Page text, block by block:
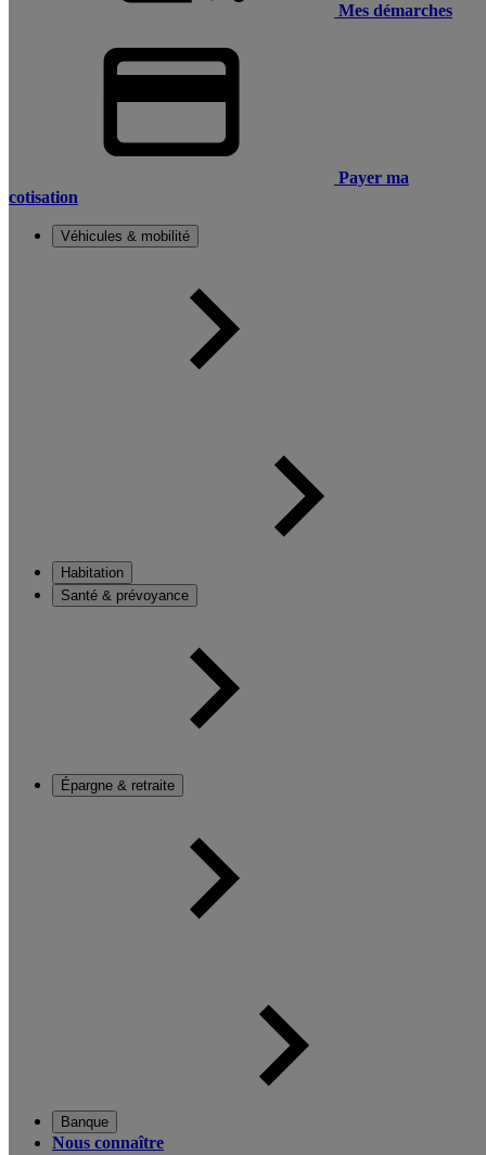
Mes démarches
Payer ma
cotisation
Véhicules & mobilité
Habitation
Santé & prévoyance
Épargne & retraite
Banque
Nous connaître